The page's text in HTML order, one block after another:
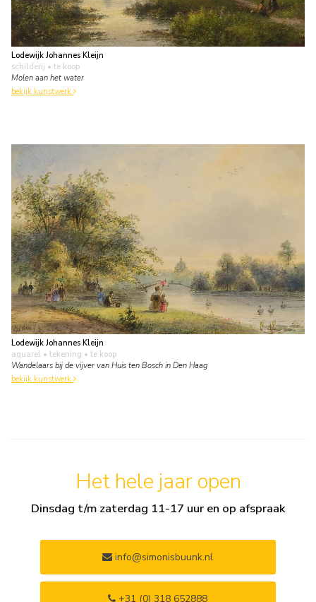
Lodewijk Johannes Kleijn
schilderij • te koop
Molen aan het water
bekijk kunstwerk
Lodewijk Johannes Kleijn
aquarel • tekening • te koop
Wandelaars bij de vijver van Huis ten Bosch in Den Haag
bekijk kunstwerk
Het hele jaar open
Dinsdag t/m zaterdag 11-17 uur en op afspraak
info@simonisbuunk.nl
+31 (0) 318 652888